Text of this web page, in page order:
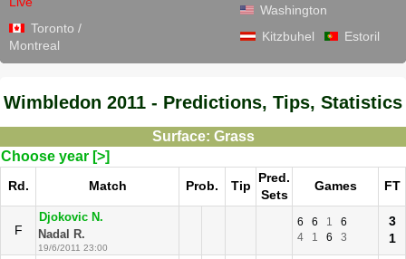
Toronto /
Montreal
Washington
Kitzbuhel
Estoril
Wimbledon 2011 - Predictions, Tips, Statistics
Surface: Grass
Choose year [>]
Rd. Match Prob. Tip
Pred.
Sets
Games FT
F
Djokovic N.
Nadal R.
19/6/2011 23:00
6 6 1
6
4
1 6 3
3
1